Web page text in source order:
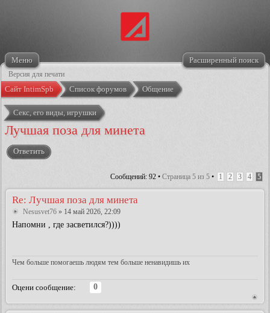
Меню Расширенный поиск
Версия для печати
Сайт IntimSpb Список форумов Общение
Секс, его виды, игрушки
Лучшая поза для минета
Ответить
Сообщений: 92 • Страница 5 из 5 • 1 2 3 4 5
Re: Лучшая поза для минета
Nesusvet76 » 14 май 2026, 22:09
Напомни , где засветился?))))
Чем больше помогаешь людям тем больше ненавидишь их
Оцени сообщение:
0